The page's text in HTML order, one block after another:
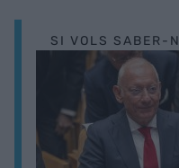
SI VOLS SABER-